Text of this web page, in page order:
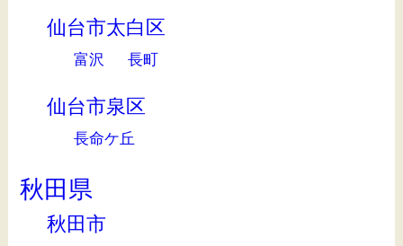
仙台市太白区
富沢 長町
仙台市泉区
長命ケ丘
秋田県
秋田市